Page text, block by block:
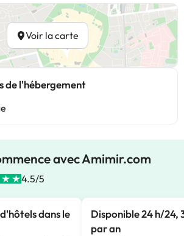
Voir la carte
de l'hébergement
avec Amimir.com
4.5/5
dans le
Disponible 24 h/24,
par an